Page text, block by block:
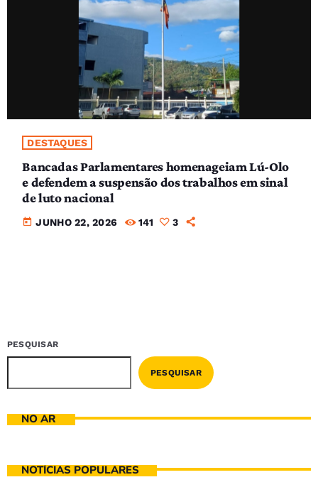
DESTAQUES
Bancadas Parlamentares homenageiam Lú-Olo
e defendem a suspensão dos trabalhos em sinal
de luto nacional
today JUNHO 22, 2026 141 3
PESQUISAR
PESQUISAR
NO AR
NOTÍCIAS POPULARES